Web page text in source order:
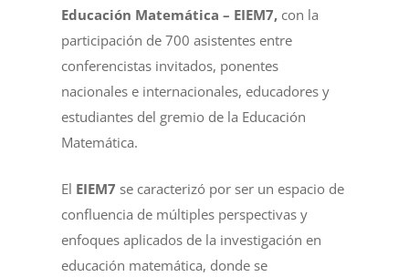
Educación Matemática – EIEM7, con la
participación de 700 asistentes entre
conferencistas invitados, ponentes
nacionales e internacionales, educadores y
estudiantes del gremio de la Educación
Matemática.
El EIEM7 se caracterizó por ser un espacio de
confluencia de múltiples perspectivas y
enfoques aplicados de la investigación en
educación matemática, donde se